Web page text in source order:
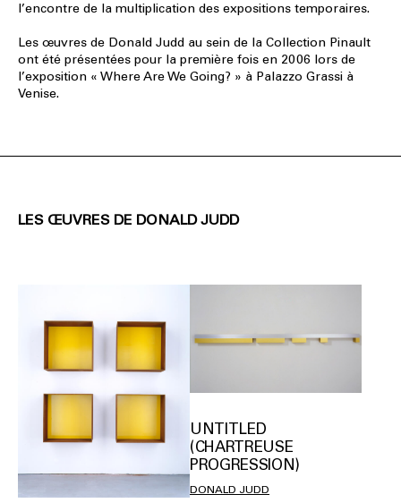
l’encontre de la multiplication des expositions temporaires.
Les œuvres de Donald Judd au sein de la Collection Pinault
ont été présentées pour la première fois en 2006 lors de
l’exposition « Where Are We Going? » à Palazzo Grassi à
Venise.
LES ŒUVRES DE DONALD JUDD
UNTITLED
(CHARTREUSE
PROGRESSION)
DONALD JUDD